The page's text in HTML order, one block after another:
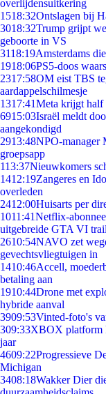
overlijdensuitkering
1518:32Ontslagen bij
3018:32Trump grijpt
geboorte in VS
3118:19Amsterdams
1918:06PS5-doos
2317:58OM eist TBS
aardappelschilmesje
1317:41Meta krijgt half
6915:03Israël meldt
aangekondigd
2913:48NPO-manager
groepsapp
113:37Nieuwkomers
1412:19Zangeres en
overleden
2412:00Huisarts per
1011:41Netflix-
uitgebreide GTA VI
2610:54NAVO zet
gevechtsvliegtuigen in
1410:46Accell,
betaling aan
1910:44Drone met
hybride aanval
3909:53Vinted-foto's
309:33XBOX platform
jaar
4609:22Progressieve
Michigan
3408:18Wakker Dier